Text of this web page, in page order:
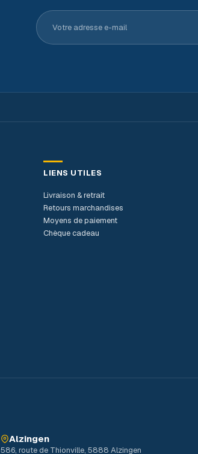
Votre adresse e-mail
LIENS UTILES
Livraison & retrait
Retours marchandises
Moyens de paiement
Chèque cadeau
Alzingen
586, route de Thionville, 5888 Alzingen